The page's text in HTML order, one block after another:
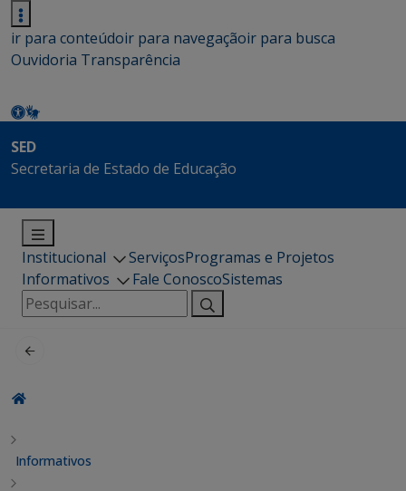
ir para conteúdoir para navegaçãoir para busca
Ouvidoria Transparência
SED
Secretaria de Estado de Educação
Institucional ServiçosProgramas e Projetos
Informativos
Fale ConoscoSistemas
Pesquisar
por:
Informativos